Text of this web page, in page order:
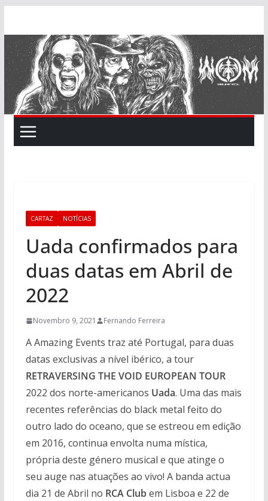
content
CARTAZ NOTÍCIAS
Uada confirmados para
duas datas em Abril de
2022
Novembro 9, 2021 Fernando Ferreira
A Amazing Events traz até Portugal, para duas
datas exclusivas a nível ibérico, a tour
RETRAVERSING THE VOID EUROPEAN TOUR
2022 dos norte-americanos Uada. Uma das mais
recentes referências do black metal feito do
outro lado do oceano, que se estreou em edição
em 2016, continua envolta numa mística,
própria deste género musical e que atinge o
seu auge nas atuações ao vivo! A banda actua
dia 21 de Abril no RCA Clubem Lisboa e 22 de